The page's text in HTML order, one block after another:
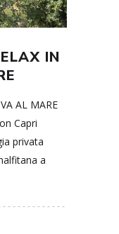
IN
AL MARE
Capri
privata
a